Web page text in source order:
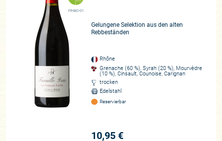
FR-BIO-01
Gelungene Selektion aus den alten
Rebbeständen
Rhône
Grenache (60 %), Syrah (20 %), Mourvèdre
(10 %), Cinsault, Counoise, Carignan
trocken
Edelstahl
Reservierbar
10,95 €